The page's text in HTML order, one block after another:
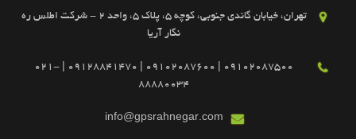
تهران، خیابان گاندی جنوبی، کوچه 5، پلاک 5، واحد 2 - شرکت اطلس ره
نگار آریا
09102087500 | 09102087600 | 09128841470 | 021-
88880034
info@gpsrahnegar.com